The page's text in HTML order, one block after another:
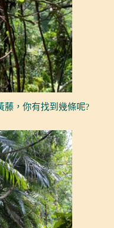
藤，你有找到幾條呢?